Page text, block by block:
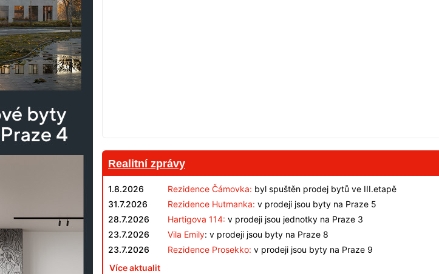
Realitní zprávy
1.8.2026 Rezidence Čámovka: byl spuštěn prodej bytů ve III.etapě
31.7.2026
Rezidence Hutmanka: v prodeji jsou byty na Praze 5
28.7.2026
Hartigova 114: v prodeji jsou jednotky na Praze 3
23.7.2026
Vila Emily: v prodeji jsou byty na Praze 8
23.7.2026
Rezidence Prosekko: v prodeji jsou byty na Praze 9
Více aktualit